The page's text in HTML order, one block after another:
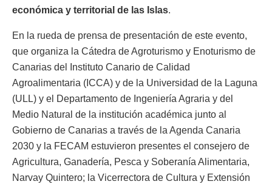
económica y territorial de las Islas.
En la rueda de prensa de presentación de este evento,
que organiza la Cátedra de Agroturismo y Enoturismo de
Canarias del Instituto Canario de Calidad
Agroalimentaria (ICCA) y de la Universidad de la Laguna
(ULL) y el Departamento de Ingeniería Agraria y del
Medio Natural de la institución académica junto al
Gobierno de Canarias a través de la Agenda Canaria
2030 y la FECAM estuvieron presentes el consejero de
Agricultura, Ganadería, Pesca y Soberanía Alimentaria,
Narvay Quintero; la Vicerrectora de Cultura y Extensión